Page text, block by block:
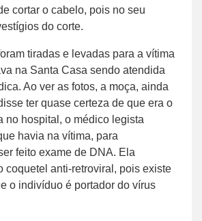
cortar o cabelo, pois no seu
do corte.
tiradas e levadas para a vítima
na Santa Casa sendo atendida
Ao ver as fotos, a moça, ainda
ter quase certeza de que era o
no hospital, o médico legista
havia na vítima, para
feito exame de DNA. Ela
coquetel anti-retroviral, pois existe
o indivíduo é portador do vírus